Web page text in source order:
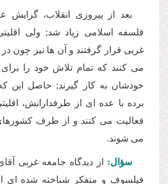
بعد از پیروزى انقلاب، گرایش
فلسفه اسلامى زیاد شد; ولى
غربى قرار گرفتند و آن ها نیز چون
مى كنند كه تمام تلاش خود را
خودشان به كار گیرند; حاصل این
برده با عده اى از طرفدارانش،
فعالیت مى كنند و از طرف
مى شوند.
سؤال:
از دیدگاه جامعه غربى
فیلسوف و متفكر شناخته شده اى